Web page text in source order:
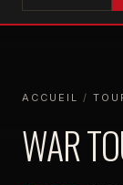
ACCUEIL
ACCUEIL /
WAR